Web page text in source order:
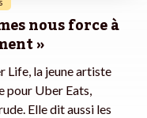
nous force à
»
Life, la jeune artiste
pour Uber Eats,
Elle dit aussi les